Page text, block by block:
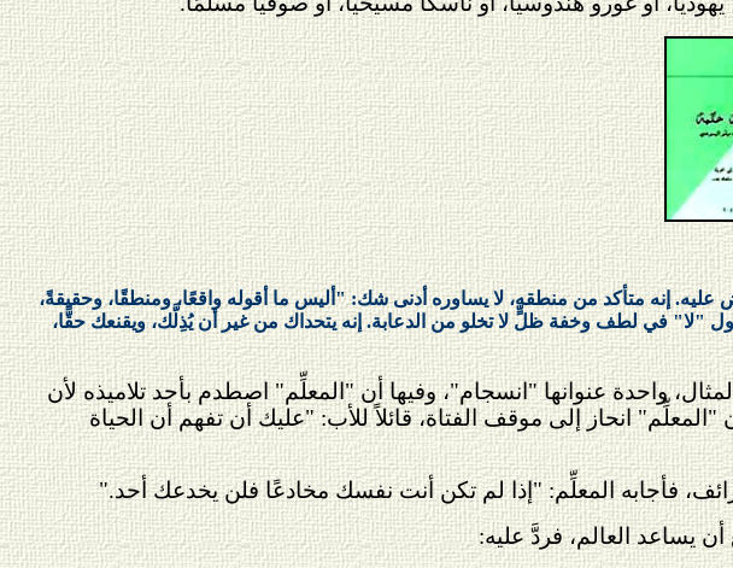
إنه متأكد من منطقه، لا يساوره أدنى شك: "أليس ما أقوله واقعًا، ومنطقًا، وحقيقةً،
"لا" في لطف وخفة ظلٍّ لا تخلو من الدعابة. إنه يتحداك من غير أن يُذِلَّك، ويقنعك حقًّا،
واحدة عنوانها "انسجام"، وفيها أن "المعلِّم" اصطدم بأحد تلاميذه لأن
انحاز إلى موقف الفتاة، قائلاً للأب: "عليك أن تفهم أن الحياة
فأجابه المعلِّم: "إذا لم تكن أنت نفسك مخادعًا فلن يخدعك أحد."
العالم، فردَّ عليه: